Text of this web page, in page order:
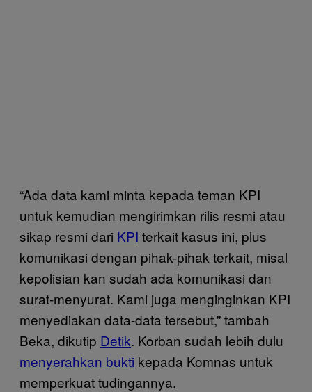
“Ada data kami minta kepada teman KPI
untuk kemudian mengirimkan rilis resmi atau
sikap resmi dari KPI terkait kasus ini, plus
komunikasi dengan pihak-pihak terkait, misal
kepolisian kan sudah ada komunikasi dan
surat-menyurat. Kami juga menginginkan KPI
menyediakan data-data tersebut,” tambah
Beka, dikutip Detik. Korban sudah lebih dulu
menyerahkan bukti kepada Komnas untuk
memperkuat tudingannya.